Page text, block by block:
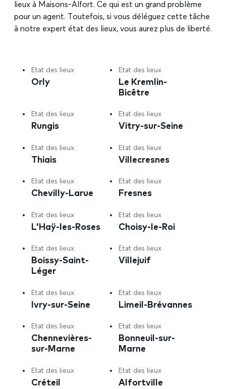
lieux à Maisons-Alfort. Ce qui est un grand problème
pour un agent. Toutefois, si vous déléguez cette tâche
à notre expert état des lieux, vous aurez plus de liberté.
Etat des lieux
Orly
Etat des lieux
Le Kremlin-
Bicêtre
Etat des lieux
Rungis
Etat des lieux
Vitry-sur-Seine
Etat des lieux
Thiais
Etat des lieux
Villecresnes
Etat des lieux
Chevilly-Larue
Etat des lieux
Fresnes
Etat des lieux
L'Haÿ-les-Roses
Etat des lieux
Choisy-le-Roi
Etat des lieux
Boissy-Saint-
Léger
Etat des lieux
Villejuif
Etat des lieux
Ivry-sur-Seine
Etat des lieux
Limeil-Brévannes
Etat des lieux
Chennevières-
sur-Marne
Etat des lieux
Bonneuil-sur-
Marne
Etat des lieux
Créteil
Etat des lieux
Alfortville